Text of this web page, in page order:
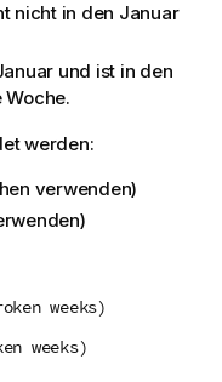
nicht in den Januar
und ist in den
Woche.
werden:
verwenden)
weeks)
weeks)